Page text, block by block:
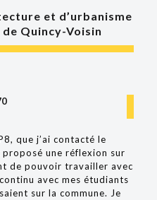
et d’urbanisme
Quincy-Voisin
que j’ai contacté le
une réflexion sur
de pouvoir travailler avec
avec mes étudiants
sur la commune. Je